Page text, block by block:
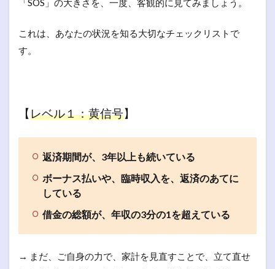
「SOS」の大きさを、一度、客観的に見てみましょう。
これは、あなたの状況を知る大切なチェックリストで
す。
【レベル１：黄信号】
返済期間が、3年以上も続いている
ボーナス払いや、臨時収入を、返済のあてに
している
借金の総額が、年収の3分の1を超えている
→ まだ、ご自身の力で、家計を見直すことで、立て直せ